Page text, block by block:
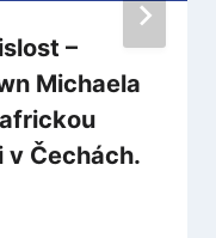
–
Michaela
v Čechách.